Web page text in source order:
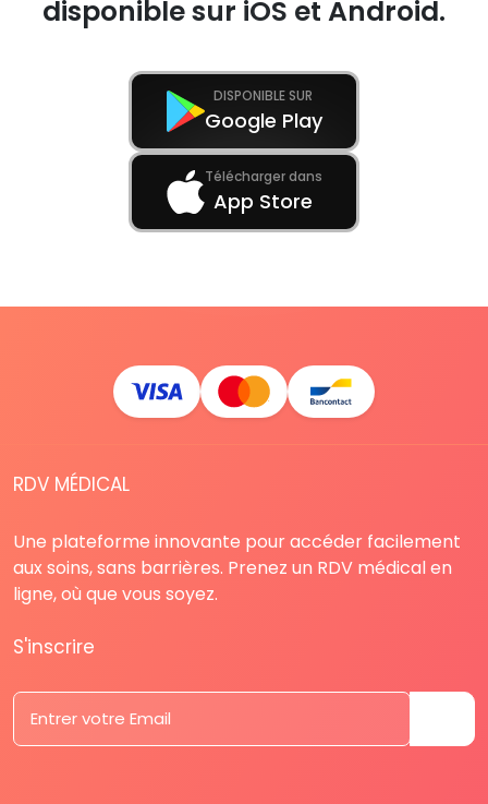
disponible sur iOS et Android.
DISPONIBLE SUR
Google Play
Télécharger dans
App Store
RDV MÉDICAL
Une plateforme innovante pour accéder facilement
aux soins, sans barrières. Prenez un RDV médical en
ligne, où que vous soyez.
S'inscrire